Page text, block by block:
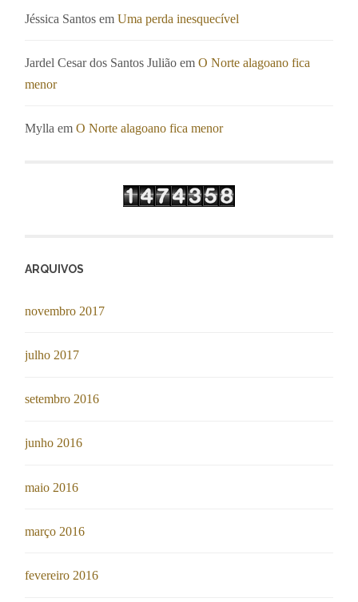
Jéssica Santos emUma perda inesquecível
Jardel Cesar dos Santos Julião emO Norte alagoano fica
menor
Mylla emO Norte alagoano fica menor
ARQUIVOS
novembro 2017
julho 2017
setembro 2016
junho 2016
maio 2016
março 2016
fevereiro 2016